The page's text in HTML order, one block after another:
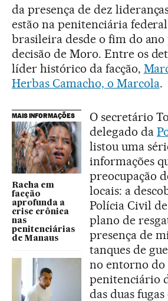
da presença de dez
estão na penitenciária
brasileira desde o fim do ano
decisão de Moro. Entre os
líder histórico da facção,
Herbas Camacho, o Marcola.
MAIS INFORMAÇÕES
Racha em
facção
aprofunda a
crise crônica
nas
penitenciárias
de Manaus
O secretário
delegado da
listou uma
informações
preocupação
locais: a
Polícia Civil
plano de
presença de
tanques de
no entorno do
penitenciário
das duas